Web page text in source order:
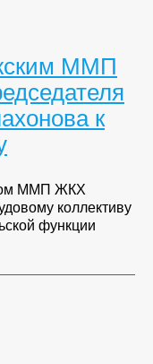
ММП
к
ММП ЖКХ
коллективу
функции